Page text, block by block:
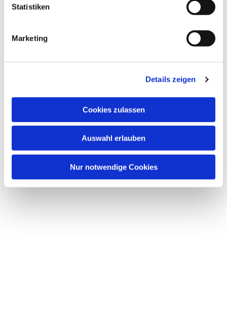
Statistiken
Marketing
Details zeigen
Cookies zulassen
Auswahl erlauben
Nur notwendige Cookies